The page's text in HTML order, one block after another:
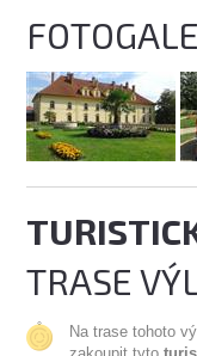
TRASE
Na trase tohoto